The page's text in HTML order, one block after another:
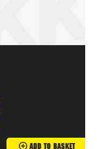
Add To Basket